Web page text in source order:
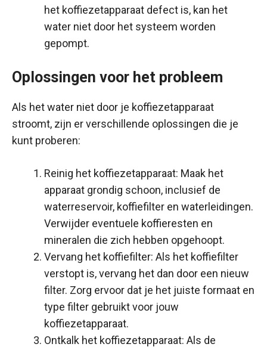
het koffiezetapparaat defect is, kan het
water niet door het systeem worden
gepompt.
Oplossingen voor het probleem
Als het water niet door je koffiezetapparaat
stroomt, zijn er verschillende oplossingen die je
kunt proberen:
Reinig het koffiezetapparaat: Maak het
apparaat grondig schoon, inclusief de
waterreservoir, koffiefilter en waterleidingen.
Verwijder eventuele koffieresten en
mineralen die zich hebben opgehoopt.
Vervang het koffiefilter: Als het koffiefilter
verstopt is, vervang het dan door een nieuw
filter. Zorg ervoor dat je het juiste formaat en
type filter gebruikt voor jouw
koffiezetapparaat.
Ontkalk het koffiezetapparaat: Als de